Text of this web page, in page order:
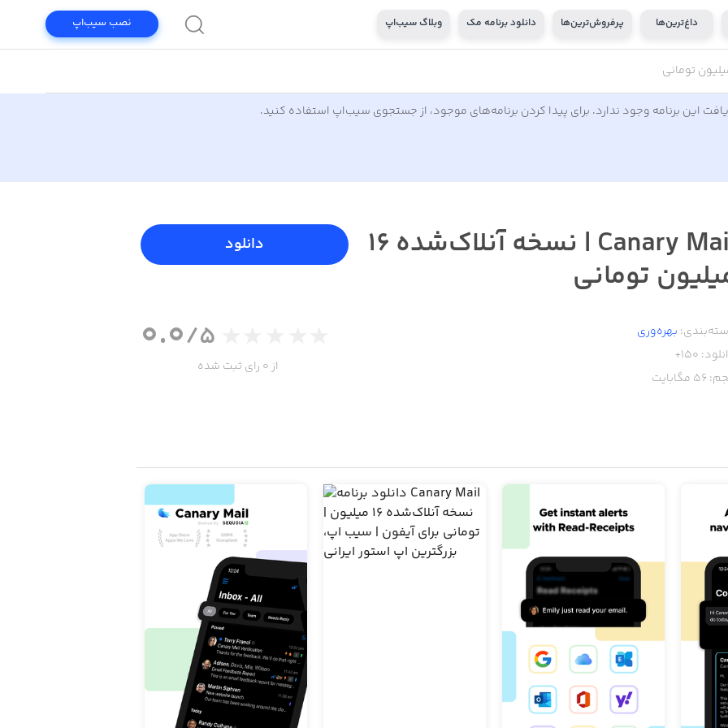
داغ‌ترین‌ها پرفروش‌ترین‌ها دانلود برنامه مک وبلاگ سیب‌اپ نصب سیب‌اپ
این برنامه وجود ندارد. برای پیدا کردن برنامه‌های موجود، از جستجوی سیب‌اپ استفاده کنید.
Canary Mail | نسخه آنلاک‌شده ۱۶
تومانی
بهره‌وری
150+
56 مگابایت
دانلود
0.0/5
از 0 رای ثبت شده